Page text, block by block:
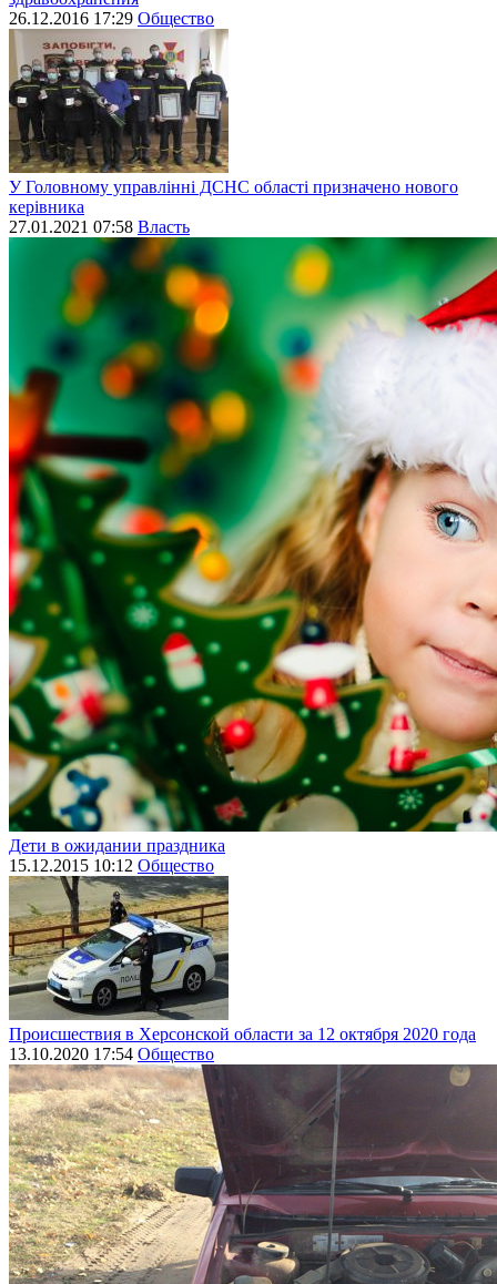
26.12.2016 17:29 Общество
У Головному управлінні ДСНС області призначено нового
керівника
27.01.2021 07:58 Власть
Дети в ожидании праздника
15.12.2015 10:12 Общество
Происшествия в Херсонской области за 12 октября 2020 года
13.10.2020 17:54 Общество